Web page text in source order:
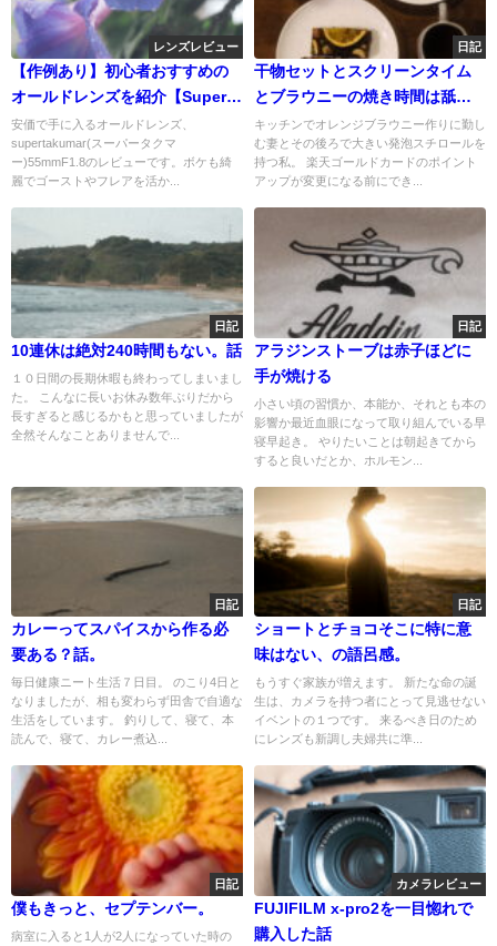
レンズレビュー
【作例あり】初心者おすすめの
オールドレンズを紹介【Super
Takumar 55mm F1.8】
安価で手に入るオールドレンズ、
supertakumar(スーパータクマ
ー)55mmF1.8のレビューです。ボケも綺
麗でゴーストやフレアを活か...
日記
干物セットとスクリーンタイム
とブラウニーの焼き時間は舐め
てはいけない。
キッチンでオレンジブラウニー作りに勤し
む妻とその後ろで大きい発泡スチロールを
持つ私。 楽天ゴールドカードのポイント
アップが変更になる前にでき...
日記
10連休は絶対240時間もない。話
１０日間の長期休暇も終わってしまいまし
た。 こんなに長いお休み数年ぶりだから
長すぎると感じるかもと思っていましたが
全然そんなことありませんで...
日記
アラジンストーブは赤子ほどに
手が焼ける
小さい頃の習慣か、本能か、それとも本の
影響か最近血眼になって取り組んでいる早
寝早起き。 やりたいことは朝起きてから
すると良いだとか、ホルモン...
日記
カレーってスパイスから作る必
要ある？話。
毎日健康ニート生活７日目。 のこり4日と
なりましたが、相も変わらず田舎で自適な
生活をしています。 釣りして、寝て、本
読んで、寝て、カレー煮込...
日記
ショートとチョコそこに特に意
味はない、の語呂感。
もうすぐ家族が増えます。 新たな命の誕
生は、カメラを持つ者にとって見逃せない
イベントの１つです。 来るべき日のため
にレンズも新調し夫婦共に準...
日記
僕もきっと、セプテンバー。
病室に入ると1人が2人になっていた時の
カメラレビュー
FUJIFILM x-pro2を一目惚れで
購入した話